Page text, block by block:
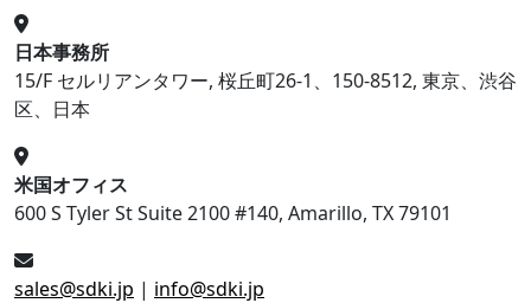
日本事務所
15/F セルリアンタワー, 桜丘町26-1、150-8512, 東京、渋谷
区、日本
米国オフィス
600 S Tyler St Suite 2100 #140, Amarillo, TX 79101
sales@sdki.jp | info@sdki.jp